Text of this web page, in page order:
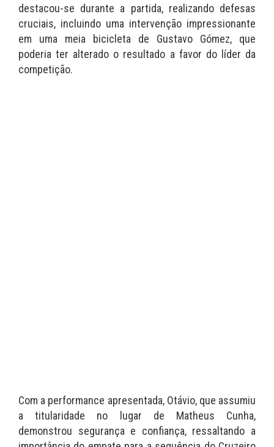
destacou-se durante a partida, realizando defesas
cruciais, incluindo uma intervenção impressionante
em uma meia bicicleta de Gustavo Gómez, que
poderia ter alterado o resultado a favor do líder da
competição.
Com a performance apresentada, Otávio, que assumiu
a titularidade no lugar de Matheus Cunha,
demonstrou segurança e confiança, ressaltando a